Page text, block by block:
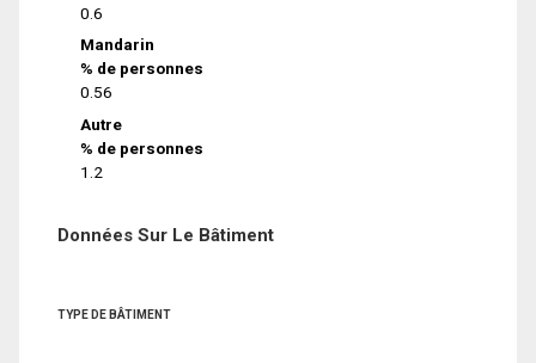
0.6
Mandarin
% de personnes
0.56
Autre
% de personnes
1.2
Données Sur Le Bâtiment
TYPE DE BÂTIMENT